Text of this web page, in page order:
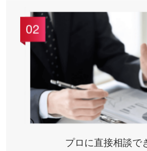
プロに直接相談で